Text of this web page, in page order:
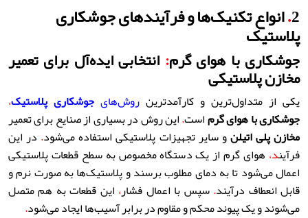
2
.انواع تکنیک‌ها و فرآیندهای جوشکاری
پلاستیک
جوشکاری با هوای گرم: انتخابی ایده‌آل برای تعمیر
مخازن پلاستیکی
یکی از متداول‌ترین و کارآمدترین روش‌های جوشکاری پلاستیک،
جوشکاری با هوای گرماست.این روش در بسیاری از صنایع برای تعمیر
مخازن پلی اتیلنو سایر تجهیزات پلاستیکی استفاده می‌شود. در این
فرآیند، هوای گرم از یک دستگاه مخصوص به سطح قطعات پلاستیکی
اعمال می‌شود تا به دمای مطلوب برسند و پلاستیک‌ها به صورت نرم و
قابل انعطاف درآیند.سپس با اعمال فشار، این قطعات به هم متصل
می‌شوند و یک پیوند محکم و مقاوم در برابر آسیب‌ها ایجاد می‌شود.